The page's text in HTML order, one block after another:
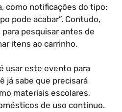
como notificações do tipo:
pode acabar”. Contudo,
pesquisar antes de
itens ao carrinho.
usar este evento para
já sabe que precisará
materiais escolares,
de uso contínuo.